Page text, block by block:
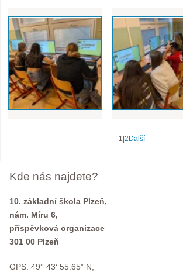
1 2 Další
Kde nás najdete?
10. základní škola Plzeň,
nám. Míru 6,
příspěvková organizace
301 00 Plzeň
GPS: 49° 43‘ 55.65” N,